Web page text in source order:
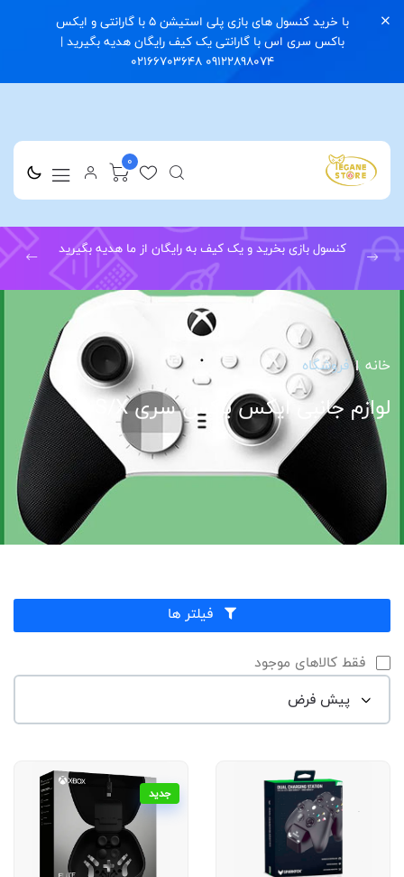
با خرید کنسول های بازی پلی استیشن 5 با گارانتی و ایکس
باکس سری اس با گارانتی یک کیف رایگان هدیه بگیرید |
09122898074 02166703648
0
کنسول بازی بخرید و یک کیف به رایگان از ما هدیه بگیرید
خانه فروشگاه
لوازم جانبی ایکس باکس سری S/X
فیلتر ها
فقط کالاهای موجود
جدید